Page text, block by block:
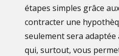
étapes simples grâce
contracter une
seulement sera adaptée
qui, surtout, vous